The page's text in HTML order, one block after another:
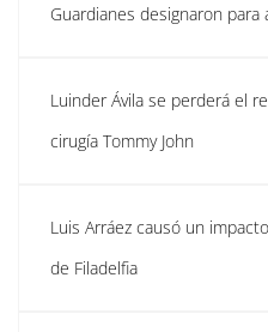
Guardianes designaron para
Luinder Ávila se perderá el
cirugía Tommy John
Luis Arráez causó un
de Filadelfia